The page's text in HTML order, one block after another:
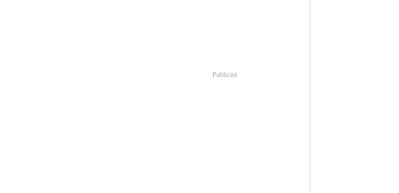
Publicité